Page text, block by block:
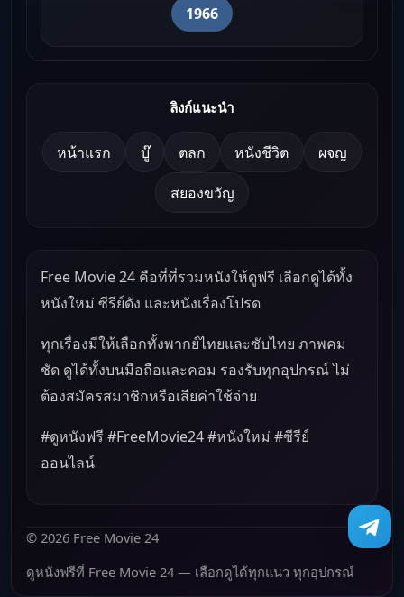
1966
ลิงก์แนะนำ
หน้าแรก บู๊ ตลก หนังชีวิต ผจญ
สยองขวัญ
Free Movie 24 คือที่ที่รวมหนังให้ดูฟรี เลือกดูได้ทั้ง
หนังใหม่ ซีรีย์ดัง และหนังเรื่องโปรด
ทุกเรื่องมีให้เลือกทั้งพากย์ไทยและซับไทย ภาพคม
ชัด ดูได้ทั้งบนมือถือและคอม รองรับทุกอุปกรณ์ ไม่
ต้องสมัครสมาชิกหรือเสียค่าใช้จ่าย
#ดูหนังฟรี #FreeMovie24 #หนังใหม่ #ซีรีย์
ออนไลน์
© 2026 Free Movie 24
ดูหนังฟรีที่ Free Movie 24 — เลือกดูได้ทุกแนว ทุกอุปกรณ์